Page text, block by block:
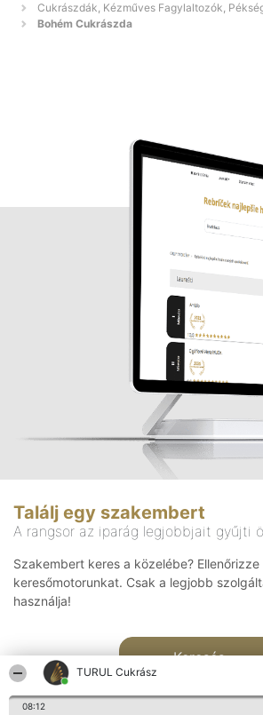
TURUL Cukrász
08:12
Cukrászdák, Kézműves Fagylaltozók,
Bohém Cukrászda
Találj egy szakembert
A rangsor az iparág legjobbjait gyűjti
Szakembert keres a közelébe? Ellenőrizze
keresőmotorunkat. Csak a legjobb
használja!
Keresés